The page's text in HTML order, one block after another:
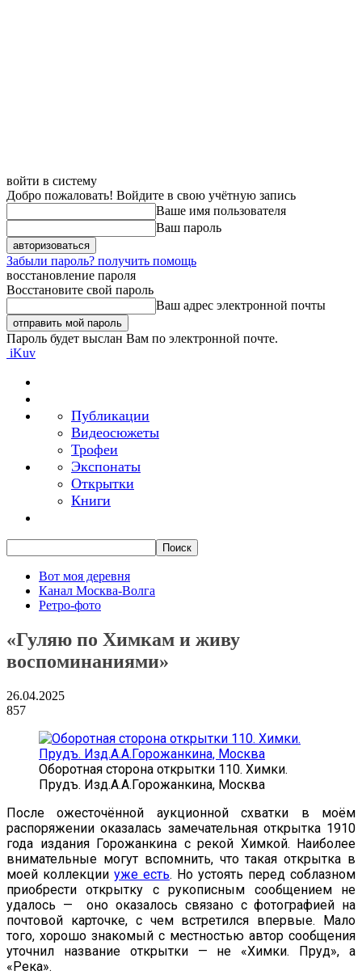
войти в систему
Добро пожаловать! Войдите в свою учётную запись
Ваше имя пользователя
Ваш пароль
Забыли пароль? получить помощь
восстановление пароля
Восстановите свой пароль
Ваш адрес электронной почты
Пароль будет выслан Вам по электронной почте.
iKuv
Публикации
Видеосюжеты
Трофеи
Экспонаты
Открытки
Книги
Вот моя деревня
Канал Москва-Волга
Ретро-фото
«Гуляю по Химкам и живу
воспоминаниями»
26.04.2025
857
Оборотная сторона открытки 110. Химки.
Прудъ. Изд.А.А.Горожанкина, Москва
После ожесточённой аукционной схватки в моём
распоряжении оказалась замечательная открытка 1910
года издания Горожанкина с рекой Химкой. Наиболее
внимательные могут вспомнить, что такая открытка в
моей коллекции уже есть. Но устоять перед соблазном
приобрести открытку с рукописным сообщением не
удалось — оно оказалось связано с фотографией на
почтовой карточке, с чем встретился впервые. Мало
того, хорошо знакомый с местностью автор сообщения
уточнил название открытки — не «Химки. Пруд», а
«Река».